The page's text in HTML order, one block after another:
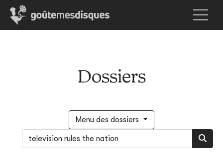
Dossiers
Menu des dossiers